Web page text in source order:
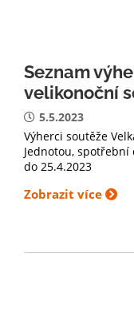
Seznam
velikonoční
5.5.2023
Výherci soutěže
Jednotou, spotřební
do 25.4.2023
Zobrazit více